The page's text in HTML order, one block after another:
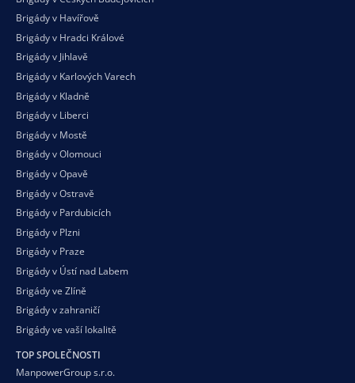
Brigády v Havířově
Brigády v Hradci Králové
Brigády v Jihlavě
Brigády v Karlových Varech
Brigády v Kladně
Brigády v Liberci
Brigády v Mostě
Brigády v Olomouci
Brigády v Opavě
Brigády v Ostravě
Brigády v Pardubicích
Brigády v Plzni
Brigády v Praze
Brigády v Ústí nad Labem
Brigády ve Zlíně
Brigády v zahraničí
Brigády ve vaší lokalitě
TOP SPOLEČNOSTI
ManpowerGroup s.r.o.